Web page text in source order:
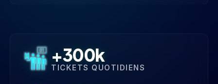
+300k
TICKETS QUOTIDIENS